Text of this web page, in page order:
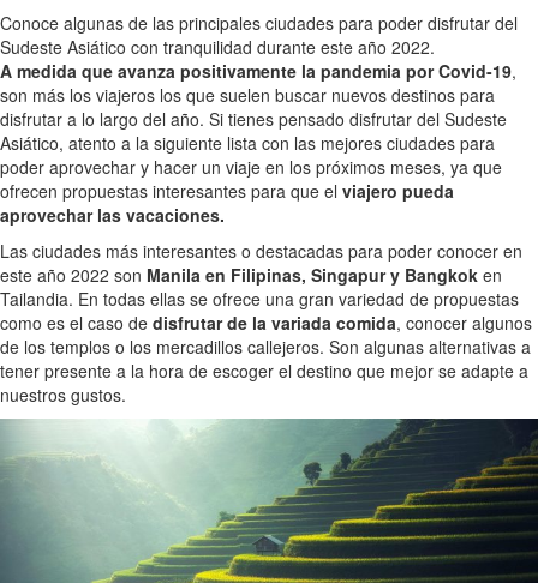
Conoce algunas de las principales ciudades para poder disfrutar del
Sudeste Asiático con tranquilidad durante este año 2022.
A medida que avanza positivamente la pandemia por Covid-19,
son más los viajeros los que suelen buscar nuevos destinos para
disfrutar a lo largo del año. Si tienes pensado disfrutar del Sudeste
Asiático, atento a la siguiente lista con las mejores ciudades para
poder aprovechar y hacer un viaje en los próximos meses, ya que
ofrecen propuestas interesantes para que el viajero pueda
aprovechar las vacaciones.
Las ciudades más interesantes o destacadas para poder conocer en
este año 2022 son Manila en Filipinas, Singapur y Bangkok en
Tailandia. En todas ellas se ofrece una gran variedad de propuestas
como es el caso de disfrutar de la variada comida, conocer algunos
de los templos o los mercadillos callejeros. Son algunas alternativas a
tener presente a la hora de escoger el destino que mejor se adapte a
nuestros gustos.